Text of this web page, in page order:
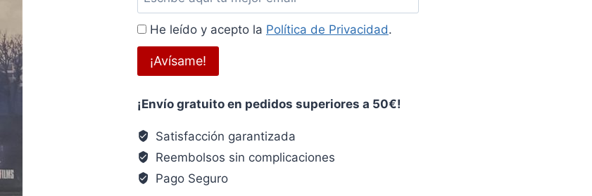
tu
email
y
cuanto
producto
vuelva
a
He leído y acepto la Política de Privacidad.
¡Avísame!
¡Envío gratuito en pedidos superiores a 50€!
Satisfacción garantizada
Reembolsos sin complicaciones
Pago Seguro